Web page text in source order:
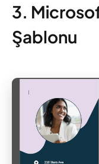
3.
Şablonu